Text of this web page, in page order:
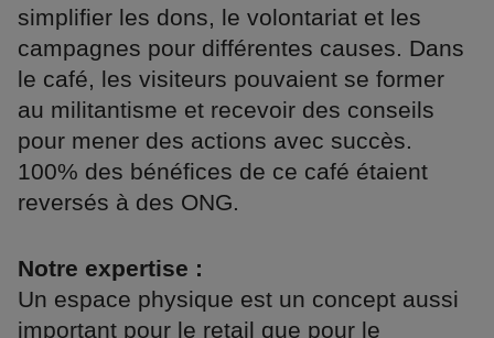
simplifier les dons, le volontariat et les
campagnes pour différentes causes. Dans
le café, les visiteurs pouvaient se former
au militantisme et recevoir des conseils
pour mener des actions avec succès.
100% des bénéfices de ce café étaient
reversés à des ONG.
Notre expertise :
Un espace physique est un concept aussi
important pour le retail que pour le